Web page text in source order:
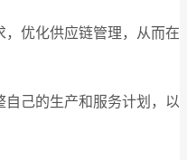
优化供应链管理，从而在
己的生产和服务计划，以